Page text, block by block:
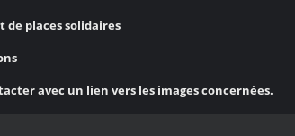
places solidaires
avec un lien vers les images concernées.